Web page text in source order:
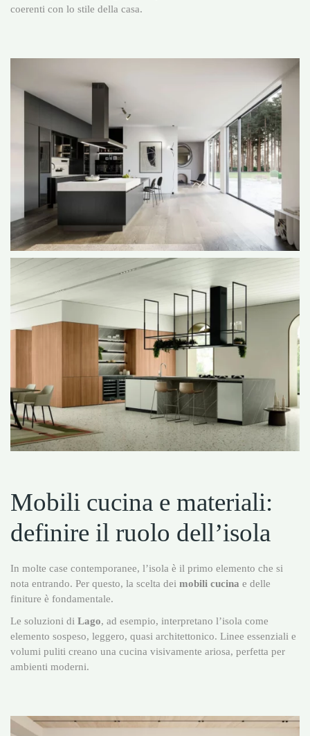
coerenti con lo stile della casa.
Mobili cucina e materiali:
definire il ruolo dell’isola
In molte case contemporanee, l’isola è il primo elemento che si
nota entrando. Per questo, la scelta dei mobili cucina e delle
finiture è fondamentale.
Le soluzioni di Lago, ad esempio, interpretano l’isola come
elemento sospeso, leggero, quasi architettonico. Linee essenziali e
volumi puliti creano una cucina visivamente ariosa, perfetta per
ambienti moderni.